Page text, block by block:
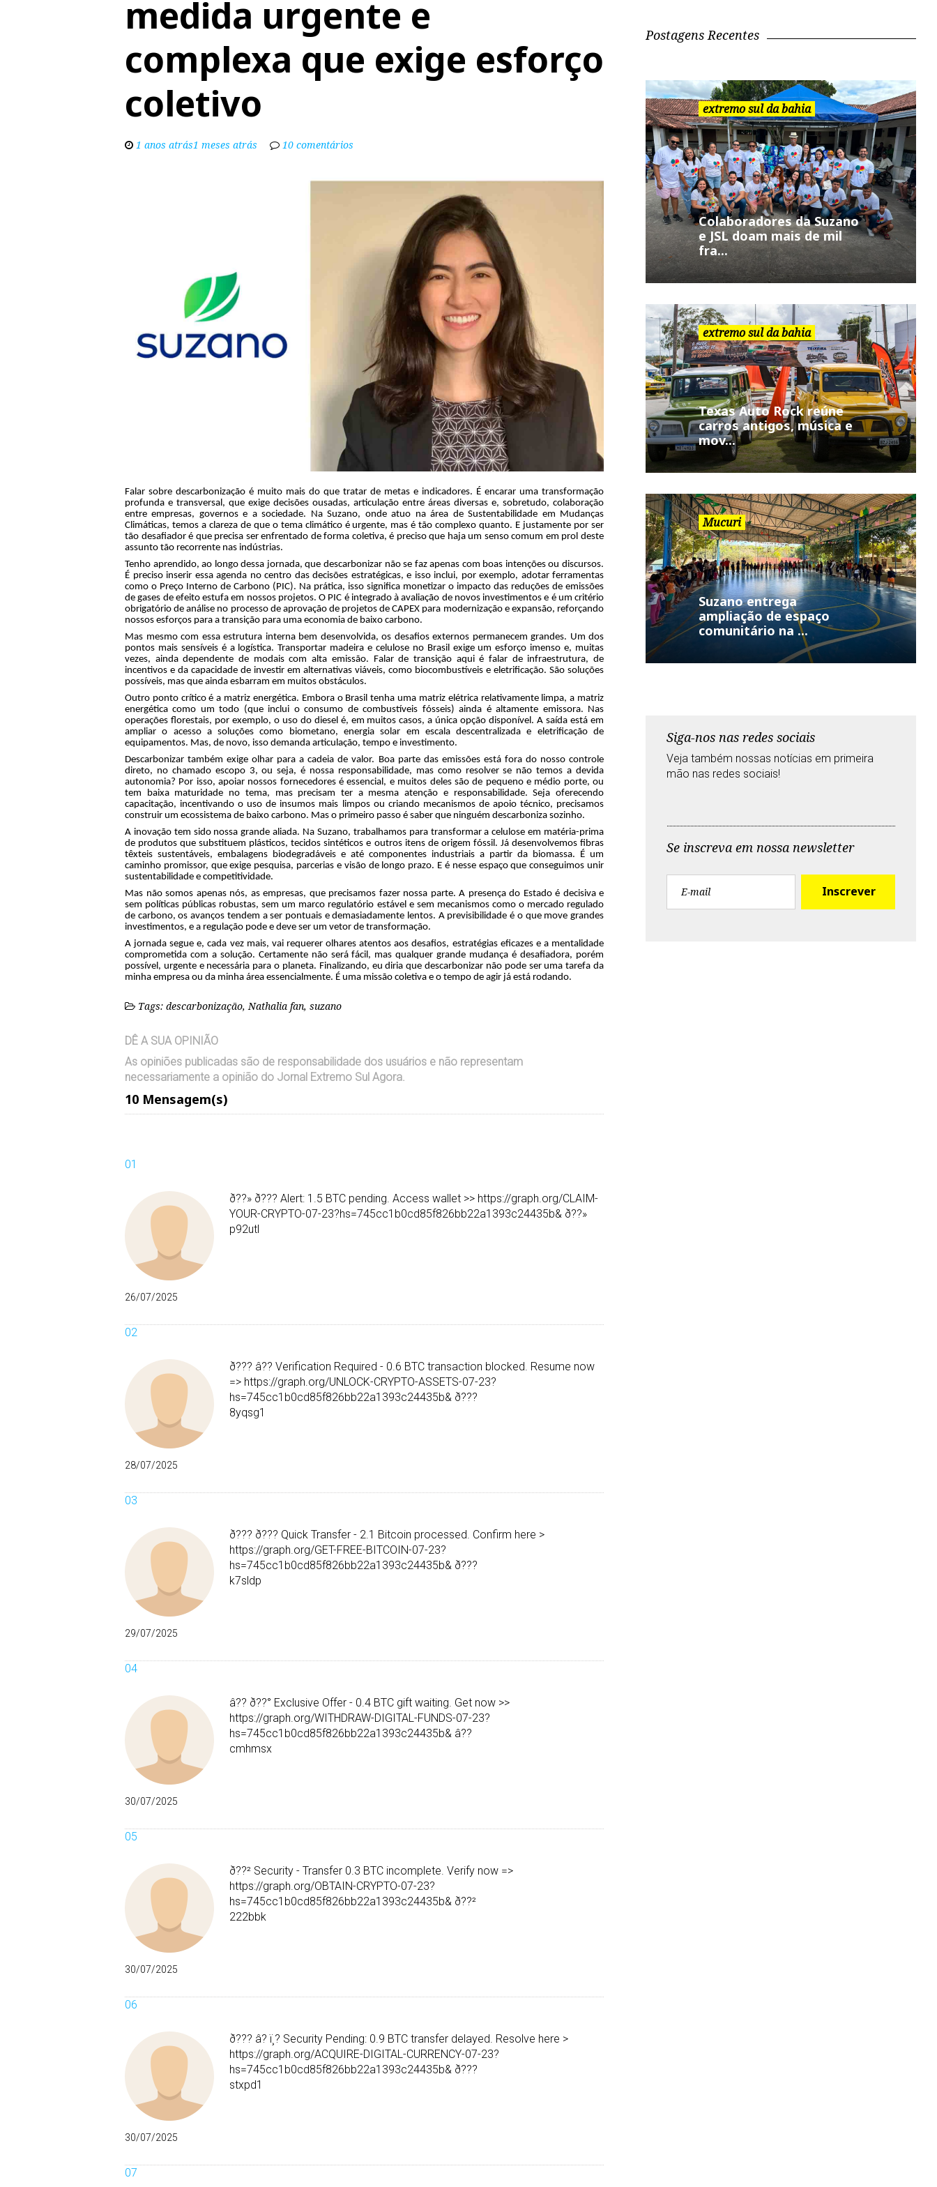
medida urgente e
complexa que exige esforço
coletivo
1 anos atrás1 meses atrás 10 comentários
Falar sobre descarbonização é muito mais do que tratar de metas e indicadores. É encarar uma transformação
profunda e transversal, que exige decisões ousadas, articulação entre áreas diversas e, sobretudo, colaboração
entre empresas, governos e a sociedade. Na Suzano, onde atuo na área de Sustentabilidade em Mudanças
Climáticas, temos a clareza de que o tema climático é urgente, mas é tão complexo quanto. E justamente por ser
tão desafiador é que precisa ser enfrentado de forma coletiva, é preciso que haja um senso comum em prol deste
assunto tão recorrente nas indústrias.
Tenho aprendido, ao longo dessa jornada, que descarbonizar não se faz apenas com boas intenções ou discursos.
É preciso inserir essa agenda no centro das decisões estratégicas, e isso inclui, por exemplo, adotar ferramentas
como o Preço Interno de Carbono (PIC). Na prática, isso significa monetizar o impacto das reduções de emissões
de gases de efeito estufa em nossos projetos. O PIC é integrado à avaliação de novos investimentos e é um critério
obrigatório de análise no processo de aprovação de projetos de CAPEX para modernização e expansão, reforçando
nossos esforços para a transição para uma economia de baixo carbono.
Mas mesmo com essa estrutura interna bem desenvolvida, os desafios externos permanecem grandes. Um dos
pontos mais sensíveis é a logística. Transportar madeira e celulose no Brasil exige um esforço imenso e, muitas
vezes, ainda dependente de modais com alta emissão. Falar de transição aqui é falar de infraestrutura, de
incentivos e da capacidade de investir em alternativas viáveis, como biocombustíveis e eletrificação. São soluções
possíveis, mas que ainda esbarram em muitos obstáculos.
Outro ponto crítico é a matriz energética. Embora o Brasil tenha uma matriz elétrica relativamente limpa, a matriz
energética como um todo (que inclui o consumo de combustíveis fósseis) ainda é altamente emissora. Nas
operações florestais, por exemplo, o uso do diesel é, em muitos casos, a única opção disponível. A saída está em
ampliar o acesso a soluções como biometano, energia solar em escala descentralizada e eletrificação de
equipamentos. Mas, de novo, isso demanda articulação, tempo e investimento.
Descarbonizar também exige olhar para a cadeia de valor. Boa parte das emissões está fora do nosso controle
direto, no chamado escopo 3, ou seja, é nossa responsabilidade, mas como resolver se não temos a devida
autonomia? Por isso, apoiar nossos fornecedores é essencial, e muitos deles são de pequeno e médio porte, ou
tem baixa maturidade no tema, mas precisam ter a mesma atenção e responsabilidade. Seja oferecendo
capacitação, incentivando o uso de insumos mais limpos ou criando mecanismos de apoio técnico, precisamos
construir um ecossistema de baixo carbono. Mas o primeiro passo é saber que ninguém descarboniza sozinho.
A inovação tem sido nossa grande aliada. Na Suzano, trabalhamos para transformar a celulose em matéria-prima
de produtos que substituem plásticos, tecidos sintéticos e outros itens de origem fóssil. Já desenvolvemos fibras
têxteis sustentáveis, embalagens biodegradáveis e até componentes industriais a partir da biomassa. É um
caminho promissor, que exige pesquisa, parcerias e visão de longo prazo. E é nesse espaço que conseguimos unir
sustentabilidade e competitividade.
Mas não somos apenas nós, as empresas, que precisamos fazer nossa parte. A presença do Estado é decisiva e
sem políticas públicas robustas, sem um marco regulatório estável e sem mecanismos como o mercado regulado
de carbono, os avanços tendem a ser pontuais e demasiadamente lentos. A previsibilidade é o que move grandes
investimentos, e a regulação pode e deve ser um vetor de transformação.
A jornada segue e, cada vez mais, vai requerer olhares atentos aos desafios, estratégias eficazes e a mentalidade
comprometida com a solução. Certamente não será fácil, mas qualquer grande mudança é desafiadora, porém
possível, urgente e necessária para o planeta. Finalizando, eu diria que descarbonizar não pode ser uma tarefa da
minha empresa ou da minha área essencialmente. É uma missão coletiva e o tempo de agir já está rodando.
Tags: descarbonização, Nathalia fan, suzano
DÊ A SUA OPINIÃO
As opiniões publicadas são de responsabilidade dos usuários e não representam
necessariamente a opinião do Jornal Extremo Sul Agora.
10 Mensagem(s)
ð??» ð??? Alert: 1.5 BTC pending. Access wallet >> https://graph.org/CLAIM-
YOUR-CRYPTO-07-23?hs=745cc1b0cd85f826bb22a1393c24435b& ð??»
p92utl
26/07/2025
ð??? â?? Verification Required - 0.6 BTC transaction blocked. Resume now
=> https://graph.org/UNLOCK-CRYPTO-ASSETS-07-23?
hs=745cc1b0cd85f826bb22a1393c24435b& ð???
8yqsg1
28/07/2025
ð??? ð??? Quick Transfer - 2.1 Bitcoin processed. Confirm here >
https://graph.org/GET-FREE-BITCOIN-07-23?
hs=745cc1b0cd85f826bb22a1393c24435b& ð???
k7sldp
29/07/2025
â?? ð??° Exclusive Offer - 0.4 BTC gift waiting. Get now >>
https://graph.org/WITHDRAW-DIGITAL-FUNDS-07-23?
hs=745cc1b0cd85f826bb22a1393c24435b& â??
cmhmsx
30/07/2025
ð??² Security - Transfer 0.3 BTC incomplete. Verify now =>
https://graph.org/OBTAIN-CRYPTO-07-23?
hs=745cc1b0cd85f826bb22a1393c24435b& ð??²
222bbk
30/07/2025
ð??? â? ï¸? Security Pending: 0.9 BTC transfer delayed. Resolve here >
https://graph.org/ACQUIRE-DIGITAL-CURRENCY-07-23?
hs=745cc1b0cd85f826bb22a1393c24435b& ð???
stxpd1
30/07/2025
s
Postagens Recentes
extremo sul da bahia
Colaboradores da Suzano
e JSL doam mais de mil
fra...
extremo sul da bahia
Texas Auto Rock reúne
carros antigos, música e
mov...
Mucuri
Suzano entrega
ampliação de espaço
comunitário na ...
Siga-nos nas redes sociais
Veja também nossas notícias em primeira
mão nas redes sociais!
t
e
e
o
g
e
t
b
Se inscreva em nossa newsletter